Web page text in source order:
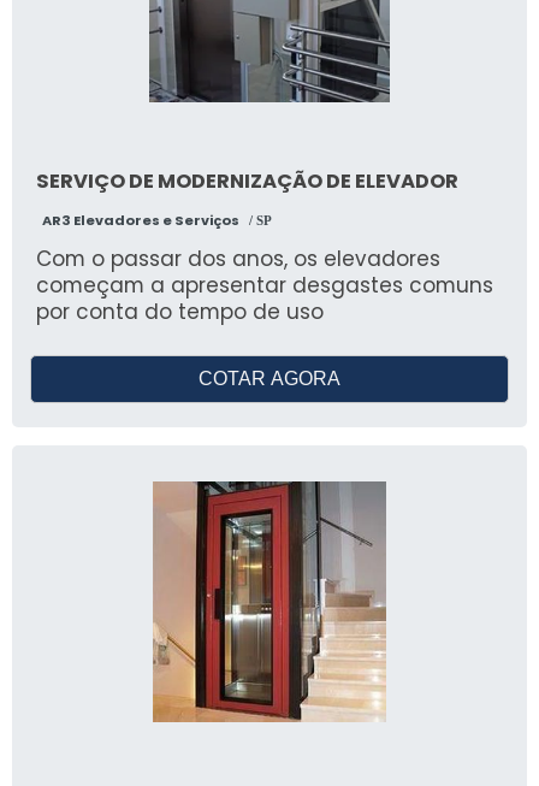
SERVIÇO DE MODERNIZAÇÃO DE ELEVADOR
AR3 Elevadores e Serviços / SP
Com o passar dos anos, os elevadores
começam a apresentar desgastes comuns
por conta do tempo de uso
COTAR AGORA